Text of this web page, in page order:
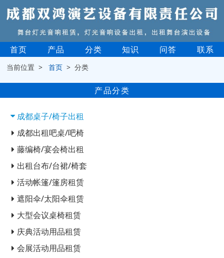
首页 产品 分类 知识 问答 联系
当前位置 >首页 > 分类
产品分类
成都桌子/椅子出租
成都出租吧桌/吧椅
藤编椅/宴会椅出租
出租台布/台裙/椅套
活动帐篷/篷房租赁
遮阳伞/太阳伞租赁
大型会议桌椅租赁
庆典活动用品租赁
会展活动用品租赁